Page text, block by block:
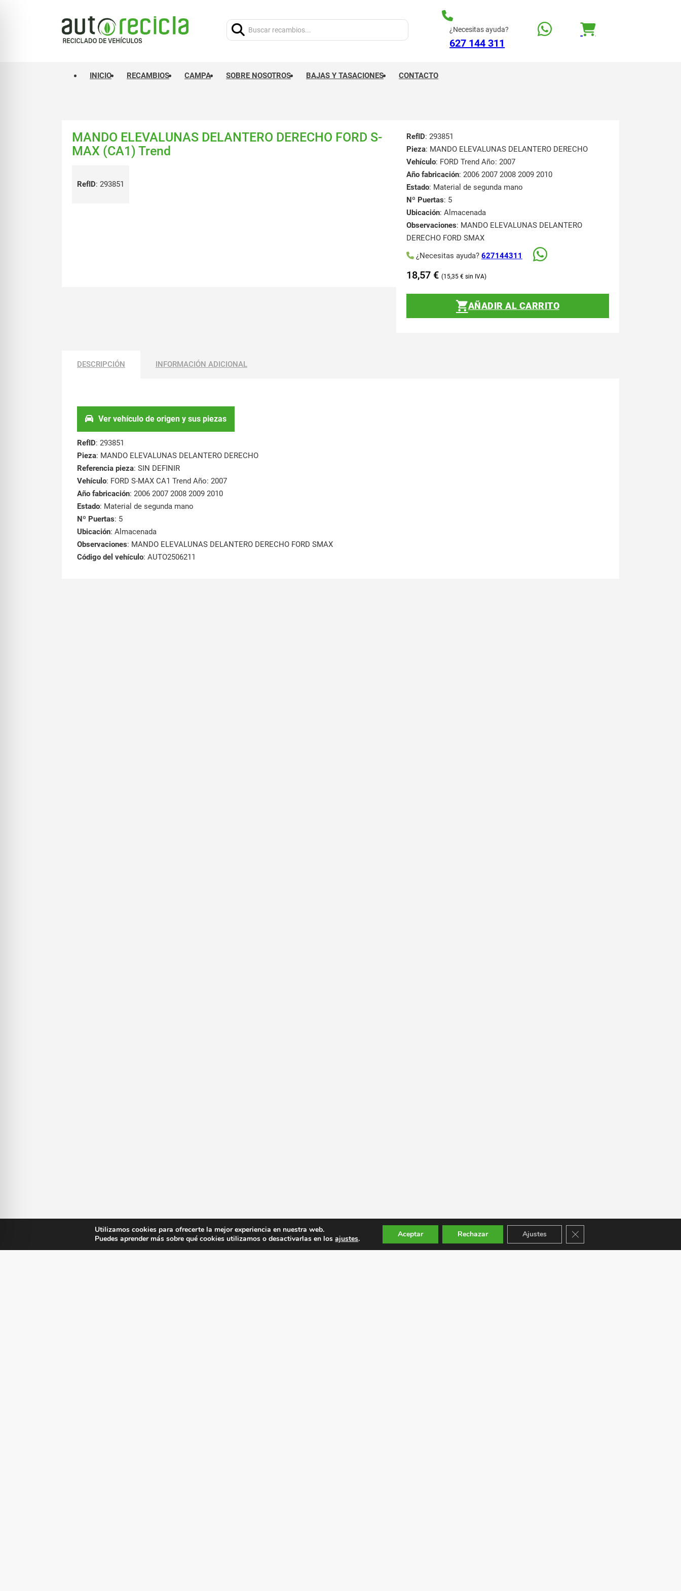
¿Necesitas ayuda?
627 144 311
INICIO RECAMBIOS CAMPA SOBRE NOSOTROS BAJAS Y TASACIONES CONTACTO
MANDO ELEVALUNAS DELANTERO DERECHO FORD S-
MAX (CA1) Trend
RefID: 293851
RefID: 293851
Pieza: MANDO ELEVALUNAS DELANTERO DERECHO
Vehículo: FORD Trend Año: 2007
Año fabricación: 2006 2007 2008 2009 2010
Estado: Material de segunda mano
Nº Puertas: 5
Ubicación: Almacenada
Observaciones: MANDO ELEVALUNAS DELANTERO
DERECHO FORD SMAX
¿Necesitas ayuda? 627144311
18,57 € 15,35 €
AÑADIR AL CARRITO
DESCRIPCIÓN INFORMACIÓN ADICIONAL
Ver vehículo de origen y sus piezas
RefID: 293851
Pieza: MANDO ELEVALUNAS DELANTERO DERECHO
Referencia pieza: SIN DEFINIR
Vehículo: FORD S-MAX CA1 Trend Año: 2007
Año fabricación: 2006 2007 2008 2009 2010
Estado: Material de segunda mano
Nº Puertas: 5
Ubicación: Almacenada
Observaciones: MANDO ELEVALUNAS DELANTERO DERECHO FORD SMAX
Código del vehículo: AUTO2506211
Utilizamos cookies para ofrecerte la mejor experiencia en nuestra web.
Puedes aprender más sobre qué cookies utilizamos o desactivarlas en losajustes. Aceptar Rechazar Ajustes Cerrar el banner de cookies RGPD